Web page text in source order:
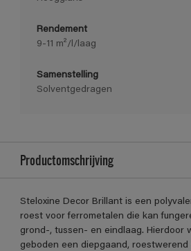
Rendement
9-11 m²/l/laag
Samenstelling
Solventgedragen
Productomschrijving
Steloxine Decor Brillant is een
roest voor ferrometalen die kan
grond-, tussen- en eindlaag. Hierdoor
geboden een diepgaand, roestwerend